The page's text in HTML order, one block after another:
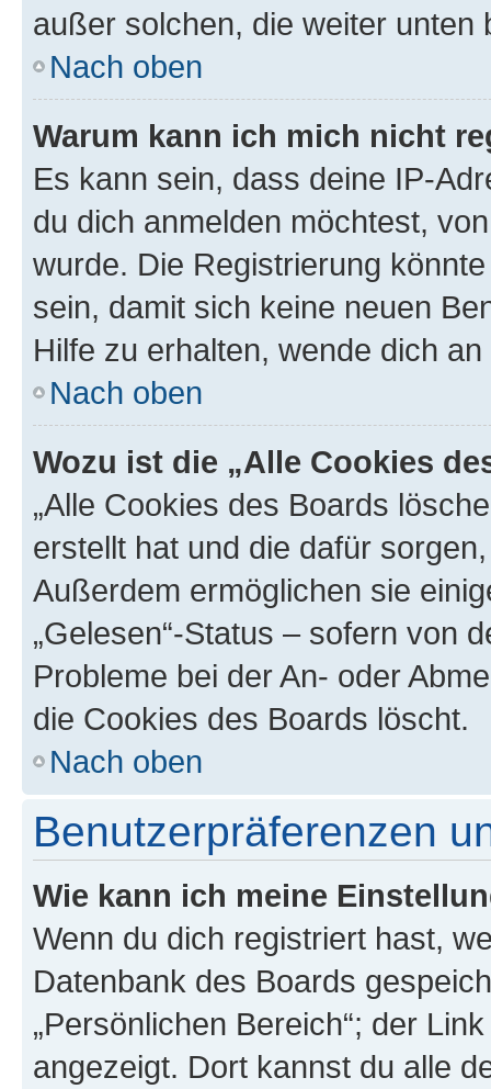
außer solchen, die weiter unten
Nach oben
Warum kann ich mich nicht
Es kann sein, dass deine IP-
du dich anmelden möchtest,
wurde. Die Registrierung
sein, damit sich keine neuen
Hilfe zu erhalten, wende dich
Nach oben
Wozu ist die „Alle Cookies
„Alle Cookies des Boards
erstellt hat und die dafür
Außerdem ermöglichen sie
„Gelesen“-Status – sofern von
Probleme bei der An- oder
die Cookies des Boards löscht.
Nach oben
Benutzerpräferenzen
Wie kann ich meine
Wenn du dich registriert hast,
Datenbank des Boards
„Persönlichen Bereich“; der
angezeigt. Dort kannst du alle